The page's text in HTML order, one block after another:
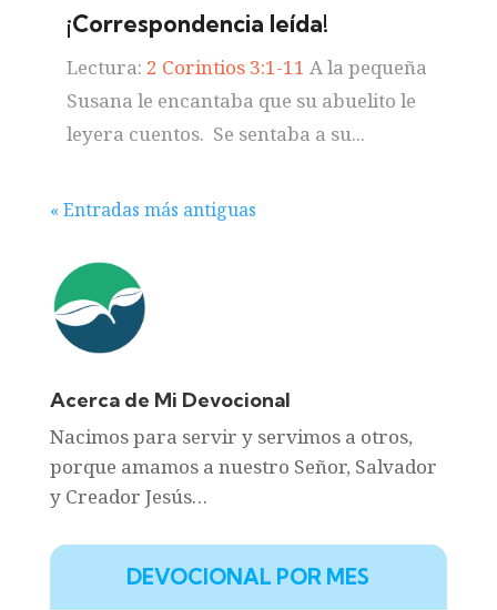
¡Correspondencia leída!
Lectura: 2 Corintios 3:1-11 A la pequeña
Susana le encantaba que su abuelito le
leyera cuentos. Se sentaba a su...
« Entradas más antiguas
Acerca de Mi Devocional
Nacimos para servir y servimos a otros,
porque amamos a nuestro Señor, Salvador
y Creador Jesús…
DEVOCIONAL POR MES